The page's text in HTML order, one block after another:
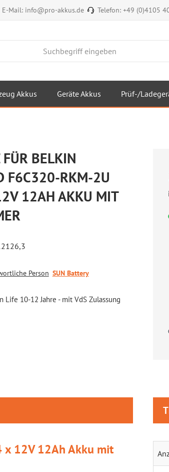
E-Mail: info@pro-akkus.de Telefon: +49 (0)4105
Akkus Geräte Akkus Prüf-/
BELKIN
F6C320-RKM-2U
12AH AKKU MIT
Person SUN Battery
Life 10-12 Jahre - mit VdS Zulassung
x 12V 12Ah Akku mit